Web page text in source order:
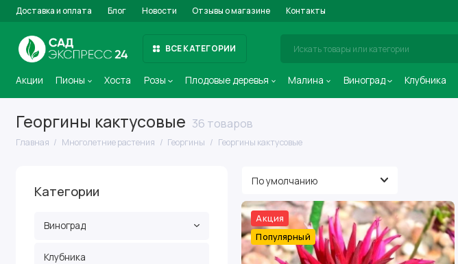
Доставка и оплата Блог Новости Отзывы о магазине Контакты
ВСЕ КАТЕГОРИИ
Акции Пионы Хоста Розы Плодовые деревья Малина Виноград Клубника
Георгины кактусовые 36 товаров
Главная Многолетние растения Георгины Георгины кактусовые
Категории
Виноград
Клубника
Акция
Популярный